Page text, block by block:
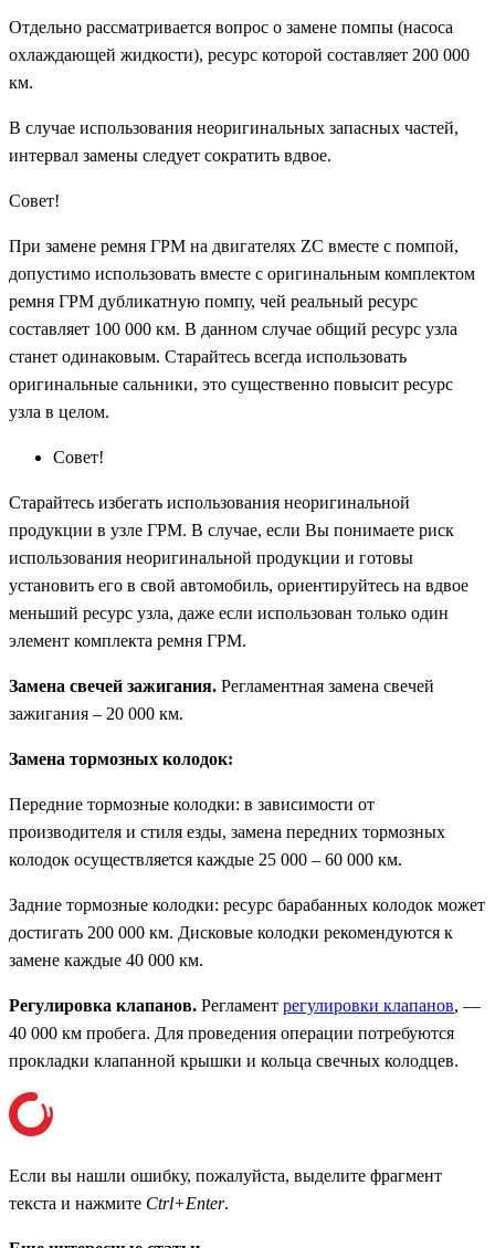
Отдельно рассматривается вопрос о замене помпы (насоса
охлаждающей жидкости), ресурс которой составляет 200 000
км.
В случае использования неоригинальных запасных частей,
интервал замены следует сократить вдвое.
Совет!
При замене ремня ГРМ на двигателях ZC вместе с помпой,
допустимо использовать вместе с оригинальным комплектом
ремня ГРМ дубликатную помпу, чей реальный ресурс
составляет 100 000 км. В данном случае общий ресурс узла
станет одинаковым. Старайтесь всегда использовать
оригинальные сальники, это существенно повысит ресурс
узла в целом.
Совет!
Старайтесь избегать использования неоригинальной
продукции в узле ГРМ. В случае, если Вы понимаете риск
использования неоригинальной продукции и готовы
установить его в свой автомобиль, ориентируйтесь на вдвое
меньший ресурс узла, даже если использован только один
элемент комплекта ремня ГРМ.
Замена свечей зажигания. Регламентная замена свечей
зажигания – 20 000 км.
Замена тормозных колодок:
Передние тормозные колодки: в зависимости от
производителя и стиля езды, замена передних тормозных
колодок осуществляется каждые 25 000 – 60 000 км.
Задние тормозные колодки: ресурс барабанных колодок может
достигать 200 000 км. Дисковые колодки рекомендуются к
замене каждые 40 000 км.
Регулировка клапанов. Регламент регулировки клапанов, —
40 000 км пробега. Для проведения операции потребуются
прокладки клапанной крышки и кольца свечных колодцев.
Если вы нашли ошибку, пожалуйста, выделите фрагмент
текста и нажмите Ctrl+Enter.